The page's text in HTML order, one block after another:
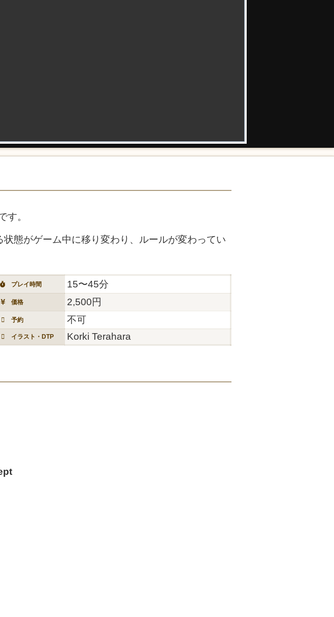
す。
態がゲーム中に移り変わり、ルールが変わってい
プレイ時間 15〜45分
価格 2,500円
予約 不可
イラスト・DTP Korki Terahara